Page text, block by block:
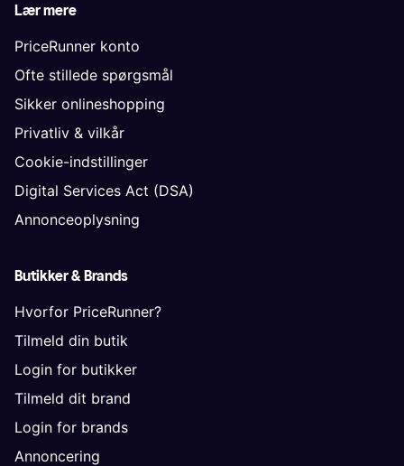
Lær mere
PriceRunner konto
Ofte stillede spørgsmål
Sikker onlineshopping
Privatliv & vilkår
Cookie-indstillinger
Digital Services Act (DSA)
Annonceoplysning
Butikker & Brands
Hvorfor PriceRunner?
Tilmeld din butik
Login for butikker
Tilmeld dit brand
Login for brands
Annoncering